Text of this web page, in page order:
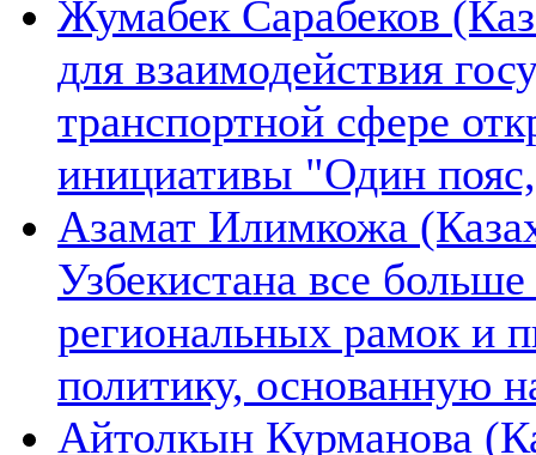
Жумабек Сарабеков
для взаимодействия
транспортной сфере
инициативы "Один
Азамат Илимкожа
Узбекистана все
региональных рамок и
политику, основанную
Айтолкын Курманова